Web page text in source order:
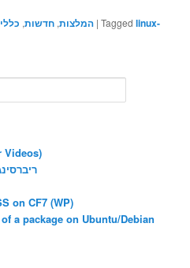
המלצות, חדשות, כללי |Tagged linux-
Videos)
on CF7 (WP)
a package on Ubuntu/Debian